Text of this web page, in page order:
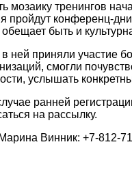
мозаику тренингов
пройдут конференц-
быть и
приняли участие
смогли
услышать
ранней
на рассылку.
Винник: +7-812-